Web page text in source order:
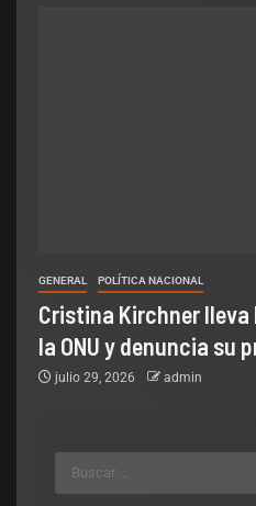
GENERAL POLÍTICA NACIONAL
Cristina Kirchner
la ONU y denuncia su
julio 29, 2026 admin